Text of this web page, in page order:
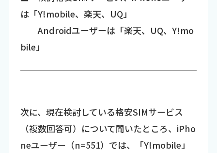
は「Y!mobile、楽天、UQ」
Androidユーザーは「楽天、UQ、Y!mo
bile」
次に、現在検討している格安SIMサービス
（複数回答可）について聞いたところ、iPho
neユーザー（n=551）では、「Y!mobile」